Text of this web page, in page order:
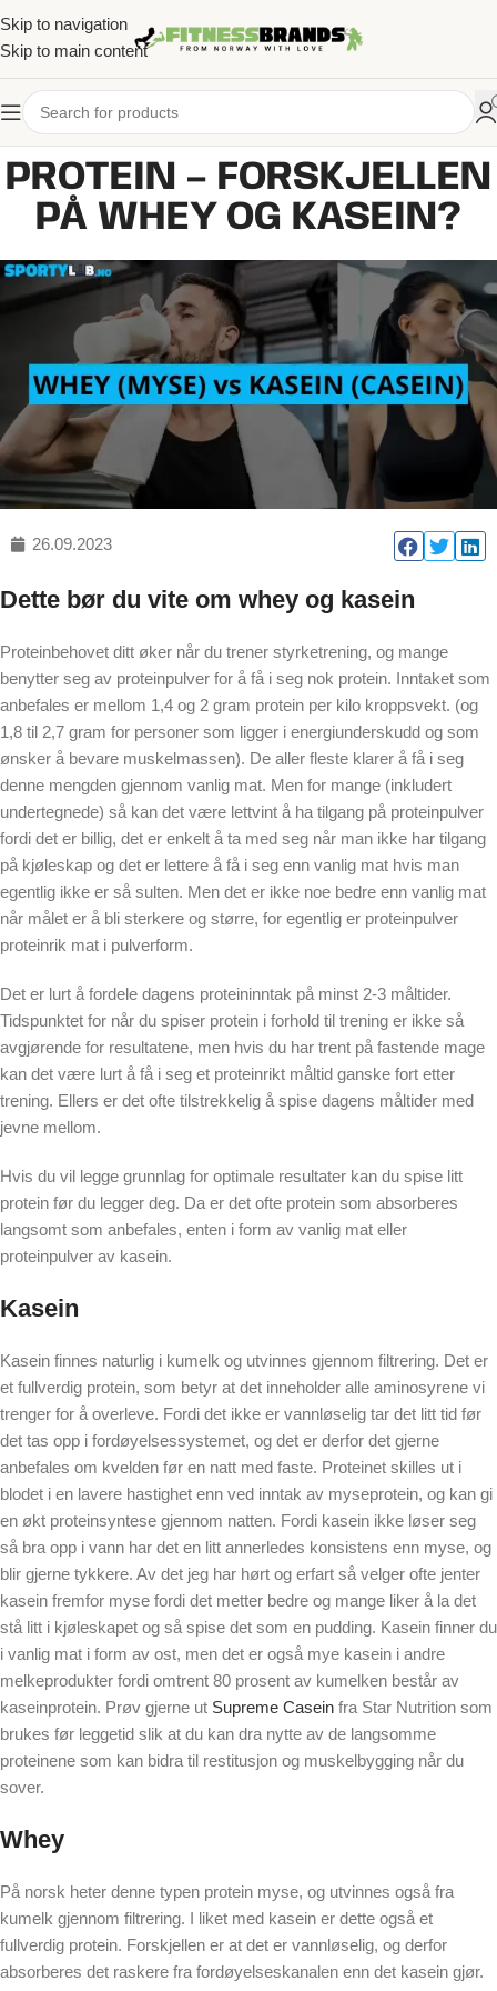
Skip to navigation
Skip to main content
PROTEIN – FORSKJELLEN
PÅ WHEY OG KASEIN?
26.09.2023
Dette bør du vite om whey og kasein
Proteinbehovet ditt øker når du trener styrketrening, og mange
benytter seg av proteinpulver for å få i seg nok protein. Inntaket som
anbefales er mellom 1,4 og 2 gram protein per kilo kroppsvekt. (og
1,8 til 2,7 gram for personer som ligger i energiunderskudd og som
ønsker å bevare muskelmassen). De aller fleste klarer å få i seg
denne mengden gjennom vanlig mat. Men for mange (inkludert
undertegnede) så kan det være lettvint å ha tilgang på proteinpulver
fordi det er billig, det er enkelt å ta med seg når man ikke har tilgang
på kjøleskap og det er lettere å få i seg enn vanlig mat hvis man
egentlig ikke er så sulten. Men det er ikke noe bedre enn vanlig mat
når målet er å bli sterkere og større, for egentlig er proteinpulver
proteinrik mat i pulverform.
Det er lurt å fordele dagens proteininntak på minst 2-3 måltider.
Tidspunktet for når du spiser protein i forhold til trening er ikke så
avgjørende for resultatene, men hvis du har trent på fastende mage
kan det være lurt å få i seg et proteinrikt måltid ganske fort etter
trening. Ellers er det ofte tilstrekkelig å spise dagens måltider med
jevne mellom.
Hvis du vil legge grunnlag for optimale resultater kan du spise litt
protein før du legger deg. Da er det ofte protein som absorberes
langsomt som anbefales, enten i form av vanlig mat eller
proteinpulver av kasein.
Kasein
Kasein finnes naturlig i kumelk og utvinnes gjennom filtrering. Det er
et fullverdig protein, som betyr at det inneholder alle aminosyrene vi
trenger for å overleve. Fordi det ikke er vannløselig tar det litt tid før
det tas opp i fordøyelsessystemet, og det er derfor det gjerne
anbefales om kvelden før en natt med faste. Proteinet skilles ut i
blodet i en lavere hastighet enn ved inntak av myseprotein, og kan gi
en økt proteinsyntese gjennom natten. Fordi kasein ikke løser seg
så bra opp i vann har det en litt annerledes konsistens enn myse, og
blir gjerne tykkere. Av det jeg har hørt og erfart så velger ofte jenter
kasein fremfor myse fordi det metter bedre og mange liker å la det
stå litt i kjøleskapet og så spise det som en pudding. Kasein finner du
i vanlig mat i form av ost, men det er også mye kasein i andre
melkeprodukter fordi omtrent 80 prosent av kumelken består av
kaseinprotein. Prøv gjerne ut Supreme Casein fra Star Nutrition som
brukes før leggetid slik at du kan dra nytte av de langsomme
proteinene som kan bidra til restitusjon og muskelbygging når du
sover.
Whey
På norsk heter denne typen protein myse, og utvinnes også fra
kumelk gjennom filtrering. I liket med kasein er dette også et
fullverdig protein. Forskjellen er at det er vannløselig, og derfor
absorberes det raskere fra fordøyelseskanalen enn det kasein gjør.